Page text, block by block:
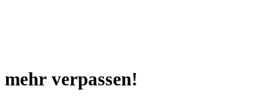
verpassen!